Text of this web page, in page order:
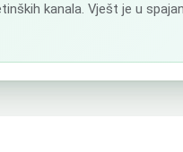
kanala. Vješt je u